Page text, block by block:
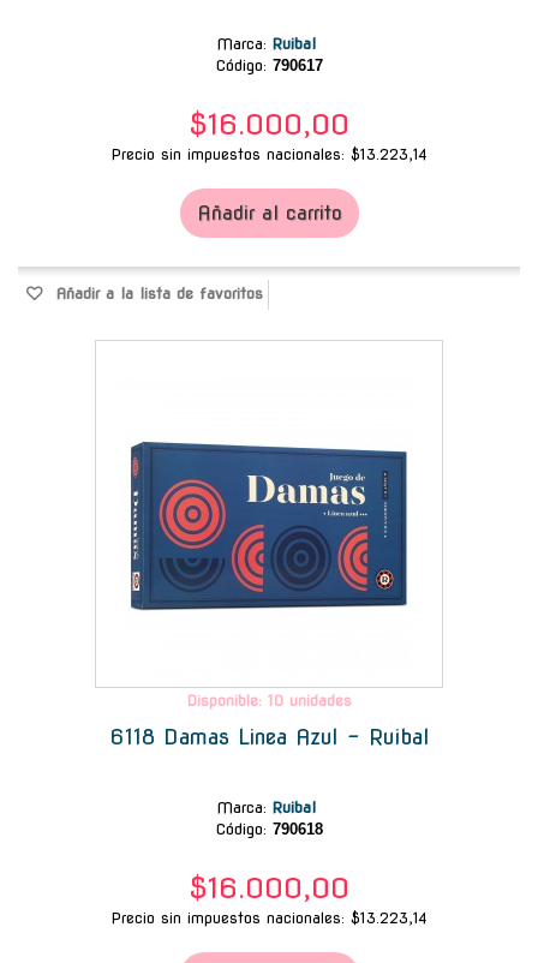
Marca: Ruibal
Código: 790617
$16.000,00
Precio sin impuestos nacionales: $13.223,14
Añadir al carrito
Añadir a la lista de favoritos
Disponible: 10 unidades
6118 Damas Linea Azul - Ruibal
Marca: Ruibal
Código: 790618
$16.000,00
Precio sin impuestos nacionales: $13.223,14